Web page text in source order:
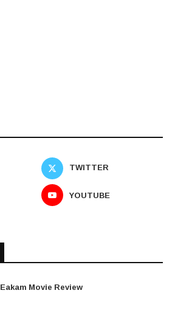
TWITTER
YOUTUBE
Eakam Movie Review